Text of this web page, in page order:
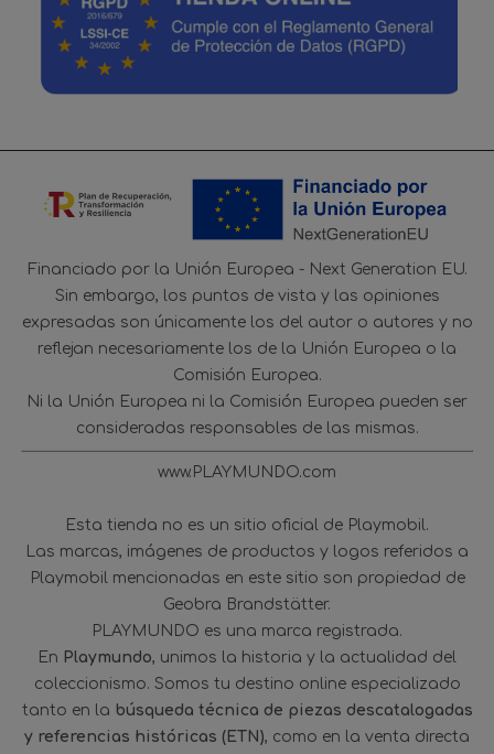
Financiado por la Unión Europea - Next Generation EU.
Sin embargo, los puntos de vista y las opiniones
expresadas son únicamente los del autor o autores y no
reflejan necesariamente los de la Unión Europea o la
Comisión Europea.
Ni la Unión Europea ni la Comisión Europea pueden ser
consideradas responsables de las mismas.
www.PLAYMUNDO.com
Esta tienda no es un sitio oficial de Playmobil.
Las marcas, imágenes de productos y logos referidos a
Playmobil mencionadas en este sitio son propiedad de
Geobra Brandstätter.
PLAYMUNDO es una marca registrada.
En Playmundo, unimos la historia y la actualidad del
coleccionismo. Somos tu destino online especializado
tanto en la búsqueda técnica de piezas descatalogadas
y referencias históricas (ETN), como en la venta directa